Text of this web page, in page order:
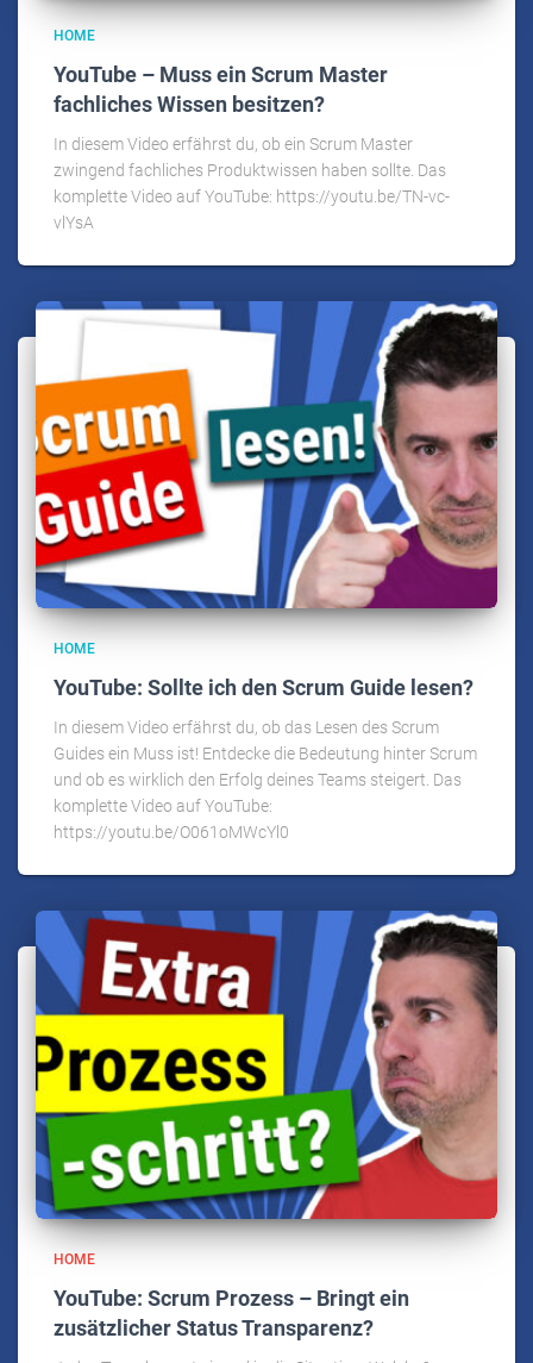
HOME
YouTube – Muss ein Scrum Master
fachliches Wissen besitzen?
In diesem Video erfährst du, ob ein Scrum Master
zwingend fachliches Produktwissen haben sollte. Das
komplette Video auf YouTube: https://youtu.be/TN-vc-
vlYsA
HOME
YouTube: Sollte ich den Scrum Guide lesen?
In diesem Video erfährst du, ob das Lesen des Scrum
Guides ein Muss ist! Entdecke die Bedeutung hinter Scrum
und ob es wirklich den Erfolg deines Teams steigert. Das
komplette Video auf YouTube:
https://youtu.be/O061oMWcYl0
HOME
YouTube: Scrum Prozess – Bringt ein
zusätzlicher Status Transparenz?